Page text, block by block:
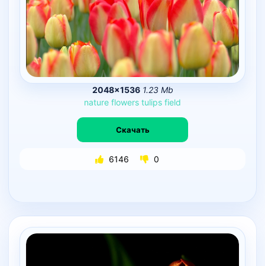
2048×1536 1.23 Mb
nature flowers tulips field
Скачать
6146 0